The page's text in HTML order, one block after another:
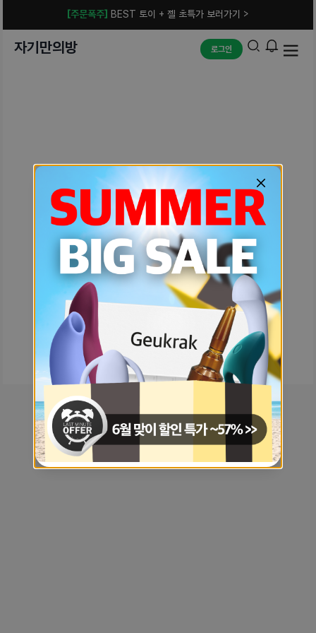
[주문폭주] BEST 토이 + 젤 초특가 보러가기 >
자기만의방 로그인
예상치 못한 에러입니다.